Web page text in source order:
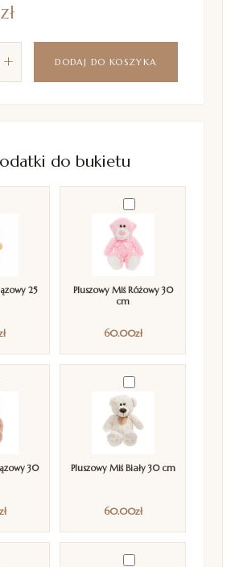
zł
+ DODAJ DO KOSZYKA
do bukietu
25
Pluszowy Miś Różowy 30
cm
60.00zł
30
Pluszowy Miś Biały 30 cm
60.00zł